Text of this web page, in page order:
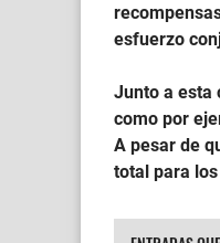
esfuerzo
Junto a esta
como por
A pesar de
total para